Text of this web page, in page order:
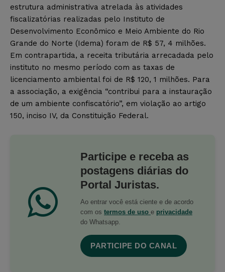
estrutura administrativa atrelada às atividades
fiscalizatórias realizadas pelo Instituto de
Desenvolvimento Econômico e Meio Ambiente do Rio
Grande do Norte (Idema) foram de R$ 57, 4 milhões.
Em contrapartida, a receita tributária arrecadada pelo
instituto no mesmo período com as taxas de
licenciamento ambiental foi de R$ 120, 1 milhões. Para
a associação, a exigência “contribui para a instauração
de um ambiente confiscatório”, em violação ao artigo
150, inciso IV, da Constituição Federal.
Participe e receba as
postagens diárias do
Portal Juristas.
Ao entrar você está ciente e de acordo
com os termos de uso e privacidade
do Whatsapp.
PARTICIPE DO CANAL